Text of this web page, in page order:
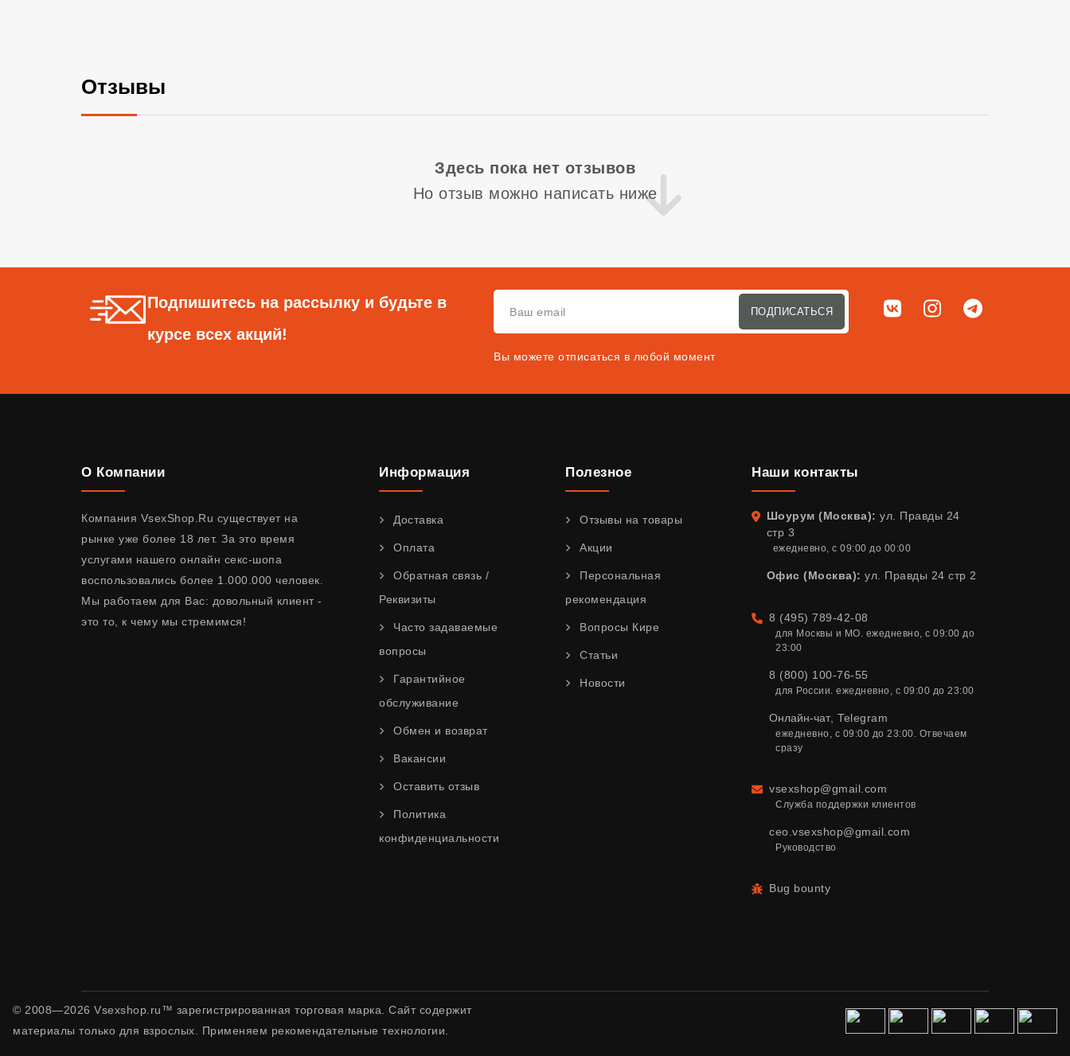
Отзывы
Здесь пока нет отзывов
Но отзыв можно написать ниже
Подпишитесь на рассылку и будьте в
курсе всех акций!
ПОДПИСАТЬСЯ
Вы можете отписаться в любой момент
Мы в соц. сетях
ВКонтактеInstagramTelegram
О Компании
Компания VsexShop.Ru существует на
рынке уже более 18 лет. За это время
услугами нашего онлайн секс-шопа
воспользовались более 1.000.000 человек.
Мы работаем для Вас: довольный клиент -
это то, к чему мы стремимся!
Информация
Доставка
Оплата
Обратная связь /
Реквизиты
Часто задаваемые
вопросы
Гарантийное
обслуживание
Обмен и возврат
Вакансии
Оставить отзыв
Политика
конфиденциальности
Полезное
Отзывы на товары
Акции
Персональная
рекомендация
Вопросы Кире
Статьи
Новости
Наши контакты
Адрес
Шоурум (Москва): ул. Правды 24
стр 3
ежедневно, с 09:00 до 00:00
Офис (Москва): ул. Правды 24 стр 2
Телефон
8 (495) 789-42-08
для Москвы и МО. ежедневно, с 09:00 до
23:00
8 (800) 100-76-55
для России. ежедневно, с 09:00 до 23:00
Онлайн-чат,Telegram
ежедневно, с 09:00 до 23:00. Отвечаем
сразу
Email
vsexshop@gmail.com
Служба поддержки клиентов
ceo.vsexshop@gmail.com
Руководство
Bug bounty
© 2008—2026 Vsexshop.ru™ зарегистрированная торговая марка. Сайт содержит
материалы только для взрослых. Применяем рекомендательные технологии.